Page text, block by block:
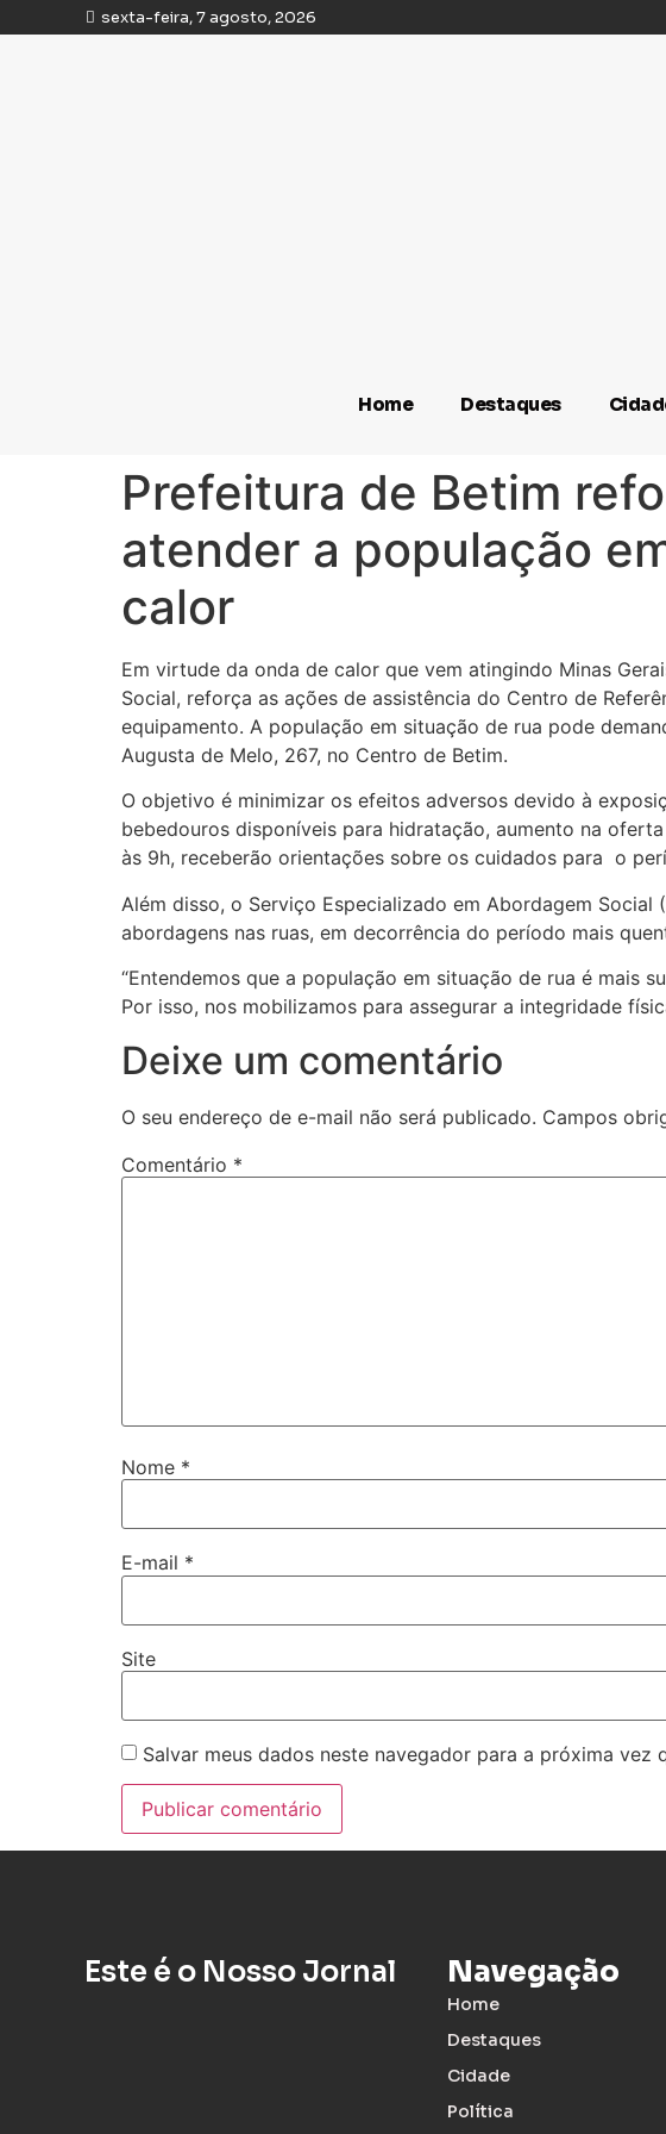
sexta-feira, 7 agosto, 2026
Home Destaques
Prefeitura de Betim
atender a população
calor
Em virtude da onda de calor que vem atingindo Minas
Social, reforça as ações de assistência do Centro de
equipamento. A população em situação de rua pode
Augusta de Melo, 267, no Centro de Betim.
O objetivo é minimizar os efeitos adversos devido à
bebedouros disponíveis para hidratação, aumento na
às 9h, receberão orientações sobre os cuidados para o
Além disso, o Serviço Especializado em Abordagem
abordagens nas ruas, em decorrência do período mais
“Entendemos que a população em situação de rua é mais
Por isso, nos mobilizamos para assegurar a integridade
Deixe um comentário
O seu endereço de e-mail não será publicado. Campos
Comentário *
Nome *
E-mail *
Site
Salvar meus dados neste navegador para a próxima vez
Este é o Nosso Jornal Navegação
Home
Destaques
Cidade
Política